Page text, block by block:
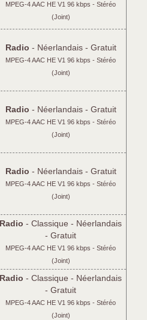
MPEG-4 AAC HE V1 96 kbps - Stéréo
(Joint)
Radio - Néerlandais - Gratuit
MPEG-4 AAC HE V1 96 kbps - Stéréo
(Joint)
Radio - Néerlandais - Gratuit
MPEG-4 AAC HE V1 96 kbps - Stéréo
(Joint)
Radio - Néerlandais - Gratuit
MPEG-4 AAC HE V1 96 kbps - Stéréo
(Joint)
Radio - Classique - Néerlandais
- Gratuit
MPEG-4 AAC HE V1 96 kbps - Stéréo
(Joint)
Radio - Classique - Néerlandais
- Gratuit
MPEG-4 AAC HE V1 96 kbps - Stéréo
(Joint)